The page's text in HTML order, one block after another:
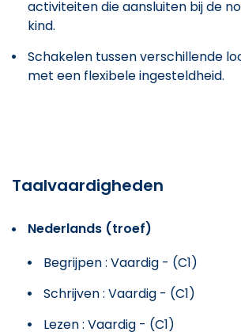
activiteiten die aansluiten bij de
kind.
Schakelen tussen verschillende
met een flexibele ingesteldheid.
Taalvaardigheden
Nederlands (troef)
Begrijpen : Vaardig - (C1)
Schrijven : Vaardig - (C1)
Lezen : Vaardig - (C1)